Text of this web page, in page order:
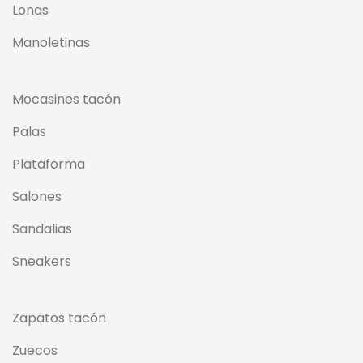
Lonas
Manoletinas
Mocasines tacón
Palas
Plataforma
Salones
Sandalias
Sneakers
Zapatos tacón
Zuecos